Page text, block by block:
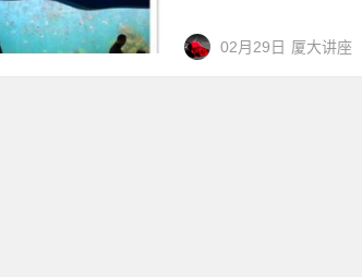
02月29日 厦大讲座